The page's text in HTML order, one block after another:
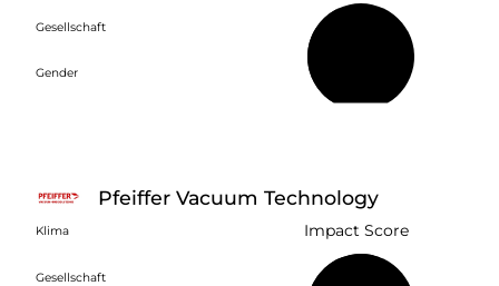
Gesellschaft
Gender
Pfeiffer Vacuum Technology
Klima
Gesellschaft
Impact Score